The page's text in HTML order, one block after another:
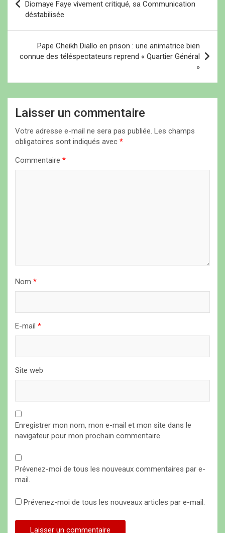
i
t
i
Diomaye Faye vivement critiqué, sa Communication
déstabilisée
Pape Cheikh Diallo en prison : une animatrice bien
connue des téléspectateurs reprend « Quartier Général
»
Laisser un commentaire
Votre adresse e-mail ne sera pas publiée. Les champs
obligatoires sont indiqués avec *
Commentaire *
Nom *
E-mail *
Site web
Enregistrer mon nom, mon e-mail et mon site dans le
navigateur pour mon prochain commentaire.
Prévenez-moi de tous les nouveaux commentaires par e-
mail.
Prévenez-moi de tous les nouveaux articles par e-mail.